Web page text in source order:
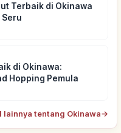
Terbaik di Okinawa
di Okinawa:
Hopping Pemula
lainnya tentang Okinawa→